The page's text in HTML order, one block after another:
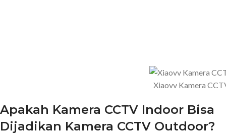
Xiaovv Kamera
Apakah Kamera CCTV Indoor Bisa
Dijadikan Kamera CCTV Outdoor?